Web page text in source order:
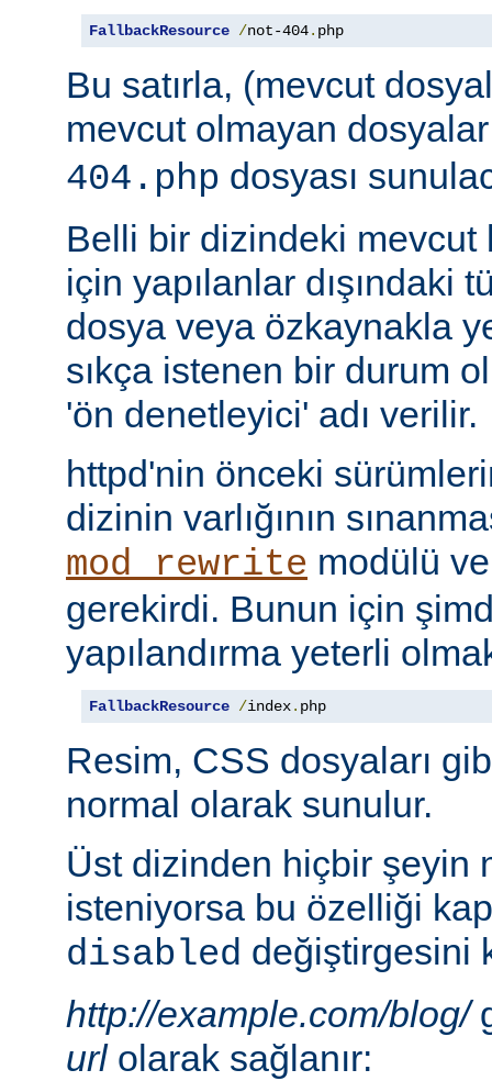
FallbackResource /not-404. php
Bu satırla, (mevcut
mevcut olmayan
404.php dosyası
Belli bir dizindeki mevcut
için yapılanlar dışındaki
dosya veya özkaynakla
sıkça istenen bir durum
'ön denetleyici' adı verilir.
httpd'nin önceki
dizinin varlığının
mod_rewrite modülü
gerekirdi. Bunun için
yapılandırma yeterli
FallbackResource /index. php
Resim, CSS dosyaları
normal olarak sunulur.
Üst dizinden hiçbir şeyin
isteniyorsa bu özelliği
disabled değiştirgesini
http://example.com/blog/
urlolarak sağlanır: